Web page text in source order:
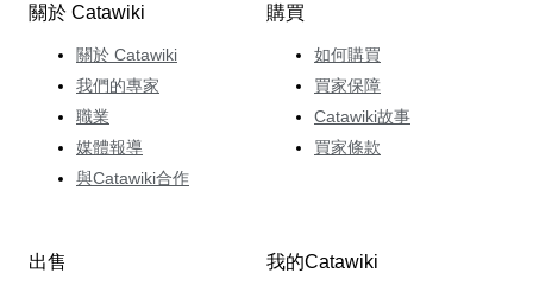
關於 Catawiki
關於 Catawiki
我們的專家
職業
媒體報導
與Catawiki合作
購買
如何購買
買家保障
Catawiki故事
買家條款
出售 我的Catawiki